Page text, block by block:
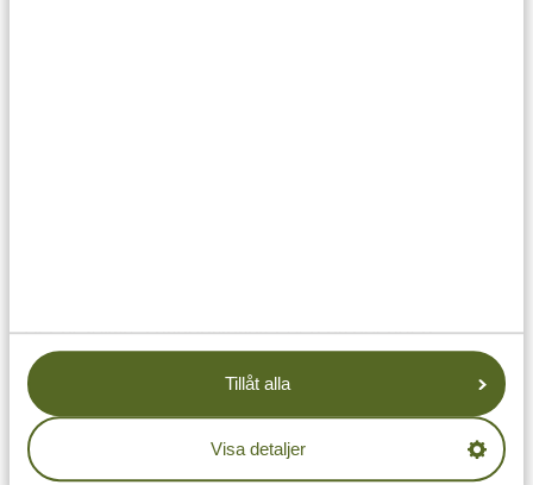
Tillåt alla
Visa detaljer
Fler besökare i nationalparker och på boenden
Högre priser för hotell och aktiviteter
Populära boenden blir snabbt fullbokade
Viss begränsning i tillgänglighet för guidade turer och
aktiviteter om man bokar sent